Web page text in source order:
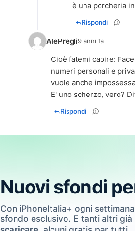
è una porcheria
Rispondi
AlePregli9 anni fa
Cioè fatemi capire:
numeri personali e
vuole anche
E' uno scherzo, vero?
Rispondi
Nuovi sfondi
Con iPhoneItalia+ ogni
sfondo esclusivo. E tanti altri già